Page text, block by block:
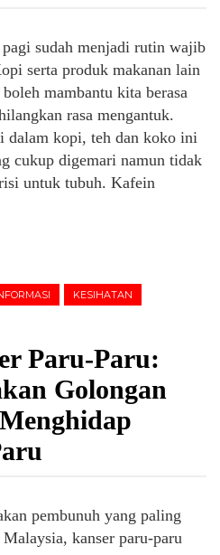
sudah menjadi rutin wajib
serta produk makanan lain
mambantu kita berasa
rasa mengantuk.
dalam kopi, teh dan koko ini
cukup digemari namun tidak
untuk tubuh. Kafein
KESIHATAN
Paru-Paru:
Golongan
pembunuh yang paling
kanser paru-paru